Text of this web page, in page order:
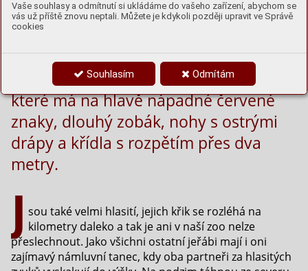
Vaše souhlasy a odmítnutí si ukládáme do vašeho zařízení, abychom se
vás už příště znovu neptali. Můžete je kdykoli později upravit ve Správě
cookies
Souhlasím Odmítám
Jeřáby popelavé chováme v Zoo
Hluboká už od roku 1993. Jsou to velcí
tažní ptáci z řádu krátkokřídlých,
trochu podobní čápům. Mají šedé peří,
které má na hlavě nápadné červené
znaky, dlouhý zobák, nohy s ostrými
drápy a křídla s rozpětím přes dva
metry.
J sou také velmi hlasití, jejich křik se rozléhá na
kilometry daleko a tak je ani v naší zoo nelze
přeslechnout. Jako všichni ostatní jeřábi mají i oni
zajímavý námluvní tanec, kdy oba partneři za hlasitých